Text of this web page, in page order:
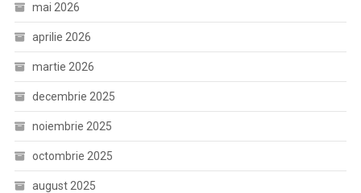
mai 2026
aprilie 2026
martie 2026
decembrie 2025
noiembrie 2025
octombrie 2025
august 2025